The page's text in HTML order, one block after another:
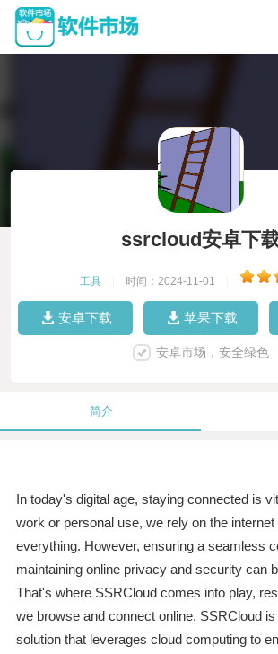
ssrcloud安卓下
工具 时间：2024-11-01
安卓下载 苹果下载
安卓市场，安全绿色
简介
In today's digital age, staying connected is
work or personal use, we rely on the
everything. However, ensuring a seamless
maintaining online privacy and security can
That's where SSRCloud comes into play,
we browse and connect online. SSRCloud
solution that leverages cloud computing to